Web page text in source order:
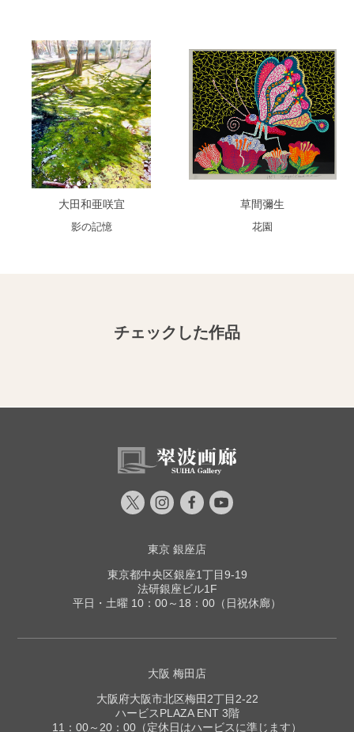
大田和亜咲宜
影の記憶
草間彌生
花園
チェックした作品
東京 銀座店
東京都中央区銀座1丁目9-19
法研銀座ビル1F
平日・土曜 10：00～18：00（日祝休廊）
大阪 梅田店
大阪府大阪市北区梅田2丁目2-22
ハービスPLAZA ENT 3階
11：00～20：00（定休日はハービスに準じます）